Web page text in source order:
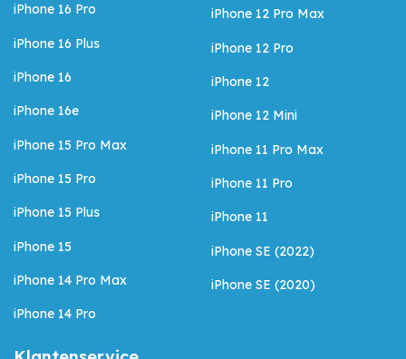
iPhone 16 Pro
iPhone 16 Plus
iPhone 16
iPhone 16e
iPhone 15 Pro Max
iPhone 15 Pro
iPhone 15 Plus
iPhone 15
iPhone 14 Pro Max
iPhone 14 Pro
iPhone 12 Pro Max
iPhone 12 Pro
iPhone 12
iPhone 12 Mini
iPhone 11 Pro Max
iPhone 11 Pro
iPhone 11
iPhone SE (2022)
iPhone SE (2020)